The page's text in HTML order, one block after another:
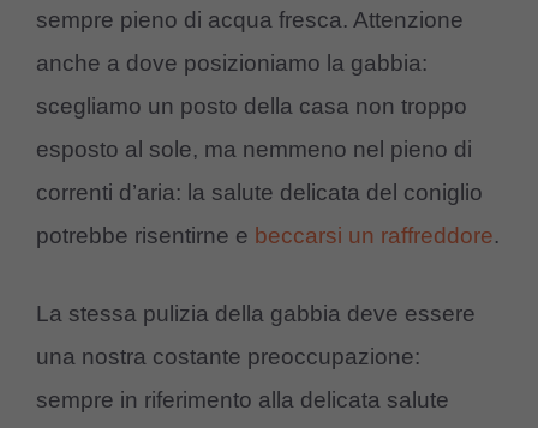
sempre pieno di acqua fresca. Attenzione
anche a dove posizioniamo la gabbia:
scegliamo un posto della casa non troppo
esposto al sole, ma nemmeno nel pieno di
correnti d’aria: la salute delicata del coniglio
potrebbe risentirne e beccarsi un raffreddore.
La stessa pulizia della gabbia deve essere
una nostra costante preoccupazione:
sempre in riferimento alla delicata salute